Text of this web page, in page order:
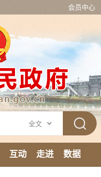
会员中心
互动 走进
数据